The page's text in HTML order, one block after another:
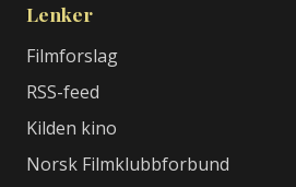
Lenker
Filmforslag
RSS-feed
Kilden kino
Norsk Filmklubbforbund